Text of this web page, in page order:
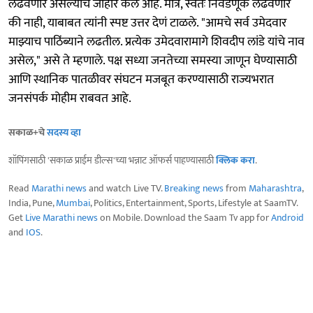
लढवणार असल्याचे जाहीर केले आहे. मात्र, स्वतः निवडणूक लढवणार
की नाही, याबाबत त्यांनी स्पष्ट उत्तर देणं टाळले. "आमचे सर्व उमेदवार
माझ्याच पाठिंब्याने लढतील. प्रत्येक उमेदवारामागे शिवदीप लांडे यांचे नाव
असेल," असे ते म्हणाले. पक्ष सध्या जनतेच्या समस्या जाणून घेण्यासाठी
आणि स्थानिक पातळीवर संघटन मजबूत करण्यासाठी राज्यभरात
जनसंपर्क मोहीम राबवत आहे.
सकाळ+चेसदस्य व्हा
शॉपिंगसाठी 'सकाळ प्राईम डील्स'च्या भन्नाट ऑफर्स पाहण्यासाठीक्लिक करा.
Read Marathi newsand watch Live TV.Breaking newsfrom Maharashtra,
India, Pune,Mumbai, Politics, Entertainment, Sports, Lifestyle at SaamTV.
GetLive Marathi newson Mobile. Download the Saam Tv app forAndroid
and IOS.